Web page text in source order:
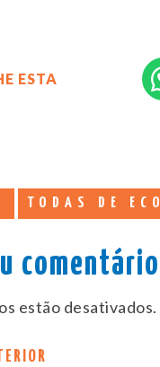
ESTA
TODAS DE
comentário
estão desativados.